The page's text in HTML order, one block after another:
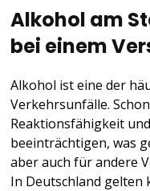
Alkohol am
bei einem
Alkohol ist eine der
Verkehrsunfälle.
Reaktionsfähigkeit
beeinträchtigen, was
aber auch für andere
In Deutschland gelten